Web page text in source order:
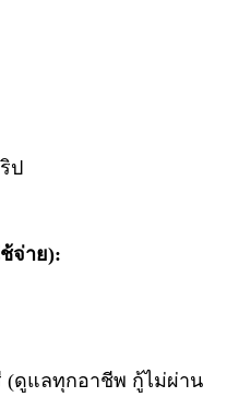
ป
จ่าย):
(ดูแลทุกอาชีพ กู้ไม่ผ่าน